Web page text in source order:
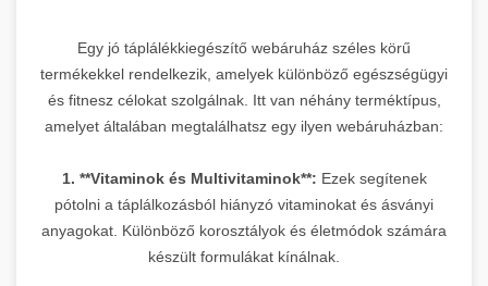
Egy jó táplálékkiegészítő webáruház széles körű
termékekkel rendelkezik, amelyek különböző egészségügyi
és fitnesz célokat szolgálnak. Itt van néhány terméktípus,
amelyet általában megtalálhatsz egy ilyen webáruházban:
1. **Vitaminok és Multivitaminok**: Ezek segítenek
pótolni a táplálkozásból hiányzó vitaminokat és ásványi
anyagokat. Különböző korosztályok és életmódok számára
készült formulákat kínálnak.